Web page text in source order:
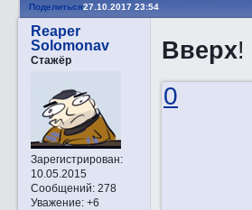
Поделиться27.10.2017 23:54
Reaper
Solomonav
Стажёр
Зарегистрирован:
10.05.2015
Сообщений:278
Уважение: +6
Вверх!
0